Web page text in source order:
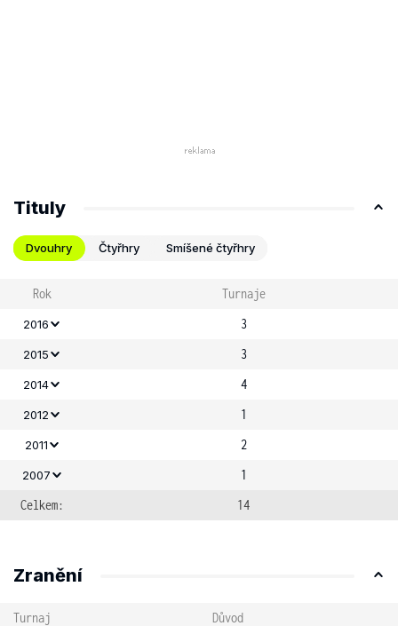
Tituly
Dvouhry Čtyřhry Smíšené čtyřhry
Rok Turnaje
2016 3
2015 3
2014 4
2012 1
2011 2
2007
1
Celkem:
14
Zranění
Turnaj
Důvod